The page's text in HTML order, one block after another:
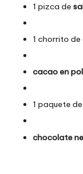
1 pizca de
1 chorrito de
cacao en
1 paquete de
chocolate